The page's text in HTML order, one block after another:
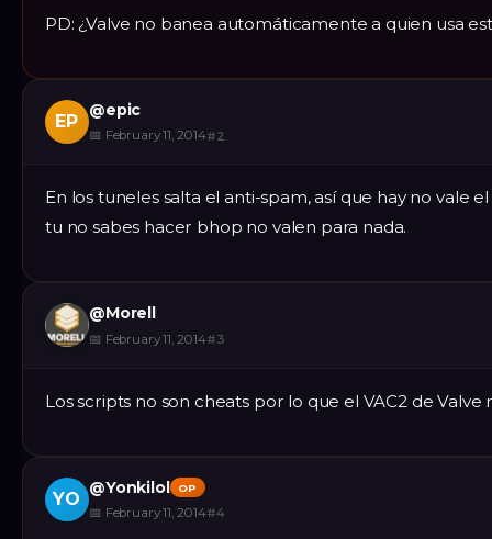
PD: ¿Valve no banea automáticamente a quien usa
EP
@epic
📅 February 11, 2014#2
En los tuneles salta el anti-spam, así que hay no vale
tu no sabes hacer bhop no valen para nada.
@Morell
📅 February 11, 2014#3
Los scripts no son cheats por lo que el VAC2 de Valve
YO
@Yonkilol OP
📅 February 11, 2014#4